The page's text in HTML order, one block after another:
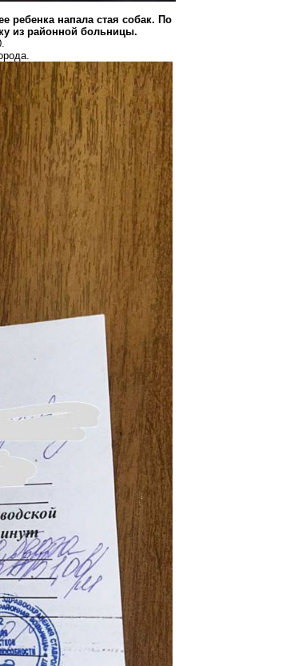
ребенка напала стая собак. По
из районной больницы.